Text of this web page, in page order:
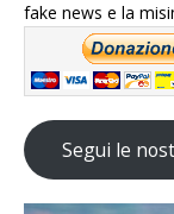
fake news e la
Segui le